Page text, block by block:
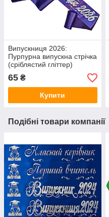
Випускниця 2026:
Пурпурна випускна стрічка
(сріблястий гліттер)
65 ₴
Купити
Подібні товари компанії